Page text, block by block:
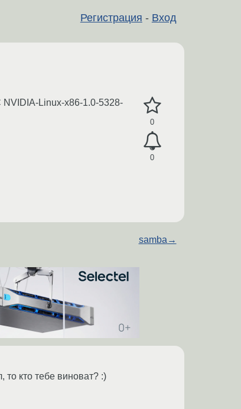
Регистрация - Вход
0
0
NVIDIA-Linux-x86-1.0-5328-
samba →
то кто тебе виноват? :)